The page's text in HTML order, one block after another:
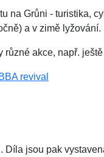
na Grůni - turistika,
a v zimě lyžování.
akce, např.
revival
Díla jsou pak